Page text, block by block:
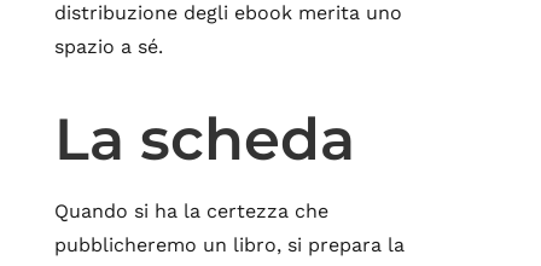
distribuzione degli ebook merita uno
spazio a sé.
La scheda
Quando si ha la certezza che
pubblicheremo un libro, si prepara la